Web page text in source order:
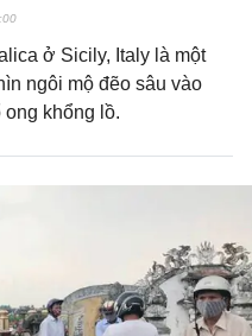
ở Sicily, Italy là một
ngôi mộ đẽo sâu vào
ong khổng lồ.